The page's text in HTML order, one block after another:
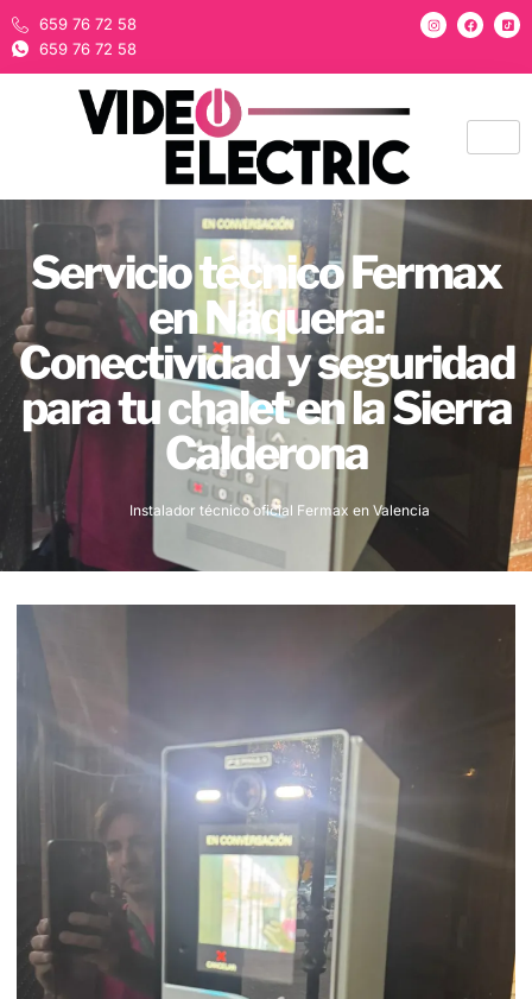
659 76 72 58
659 76 72 58
Servicio técnico Fermax
en Náquera:
Conectividad y seguridad
para tu chalet en la Sierra
Calderona
Instalador técnico oficial Fermax en Valencia